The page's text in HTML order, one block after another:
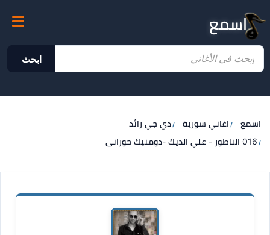
اسمع
ابحث
اسمع اغاني سورية
دي جي رائد
016 الناطور - علي الديك -دومنيك حورانى